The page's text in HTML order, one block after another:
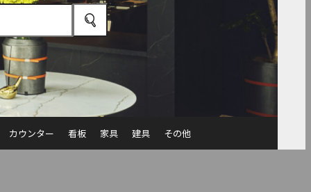
カウンター 看板 家具 建具 その他